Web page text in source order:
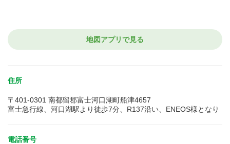
地図アプリで見る
住所
〒401-0301 南都留郡富士河口湖町船津4657
富士急行線、河口湖駅より徒歩7分、R137沿い、ENEOS様となり
電話番号